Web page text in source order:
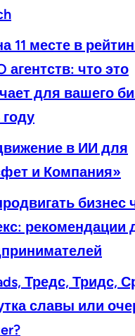
11 месте в
агентств: что это
для вашего
в ИИ для
и Компания»
бизнес
рекомендации
Тредс, Тридс,
славы или